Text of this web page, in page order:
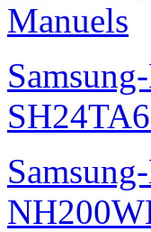
Manuels